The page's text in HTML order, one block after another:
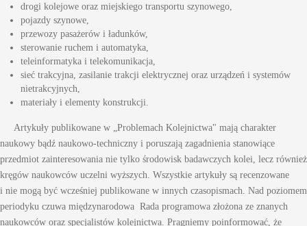
drogi kolejowe oraz miejskiego transportu szynowego,
pojazdy szynowe,
przewozy pasażerów i ładunków,
sterowanie ruchem i automatyka,
teleinformatyka i telekomunikacja,
sieć trakcyjna, zasilanie trakcji elektrycznej oraz urządzeń i systemów
nietrakcyjnych,
materiały i elementy konstrukcji.
Artykuły publikowane w „Problemach Kolejnictwa" mają charakter
naukowy bądź naukowo-techniczny i poruszają zagadnienia stanowiące
przedmiot zainteresowania nie tylko środowisk badawczych kolei, lecz również
kręgów naukowców uczelni wyższych. Wszystkie artykuły są recenzowane
i nie mogą być wcześniej publikowane w innych czasopismach. Nad poziomem
periodyku czuwa międzynarodowa Rada programowa złożona ze znanych
naukowców oraz specjalistów kolejnictwa. Pragniemy poinformować, że